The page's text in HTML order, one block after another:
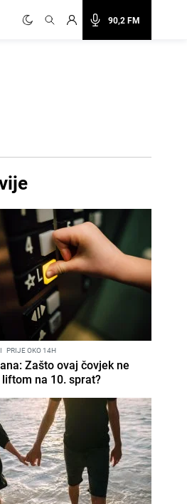
90,2 FM
I PRIJE OKO 14H
Zašto ovaj čovjek ne
na 10. sprat?